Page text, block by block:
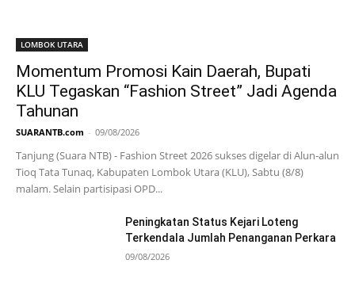
LOMBOK UTARA
Momentum Promosi Kain Daerah, Bupati
KLU Tegaskan “Fashion Street” Jadi Agenda
Tahunan
SUARANTB.com - 09/08/2026
Tanjung (Suara NTB) - Fashion Street 2026 sukses digelar di Alun-alun
Tioq Tata Tunaq, Kabupaten Lombok Utara (KLU), Sabtu (8/8)
malam. Selain partisipasi OPD...
Peningkatan Status Kejari Loteng
Terkendala Jumlah Penanganan Perkara
09/08/2026